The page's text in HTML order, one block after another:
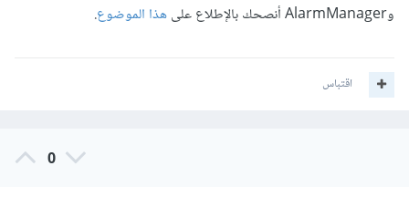
وAlarmManager أنصحك بالإطلاع على
هذا الموضوع.
اقتباس
0